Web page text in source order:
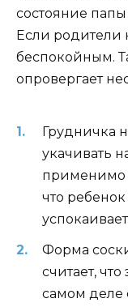
состояние
Если родители
беспокойным.
опровергает
Грудничка
укачивать
применимо
что
Форма
считает,
самом деле